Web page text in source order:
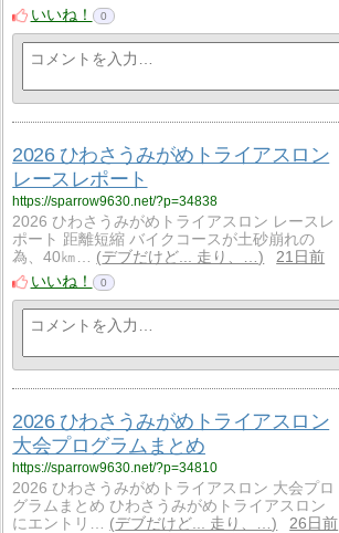
いいね！
0
2026 ひわさうみがめトライアスロン
レースレポート
https://sparrow9630.net/?p=34838
2026 ひわさうみがめトライアスロン レースレ
ポート 距離短縮 バイクコースが土砂崩れの
為、40㎞…
デブだけど... 走り、…
21日前
いいね！
0
2026 ひわさうみがめトライアスロン
大会プログラムまとめ
https://sparrow9630.net/?p=34810
2026 ひわさうみがめトライアスロン 大会プロ
グラムまとめ ひわさうみがめトライアスロン
にエントリ…
デブだけど... 走り、…
26日前